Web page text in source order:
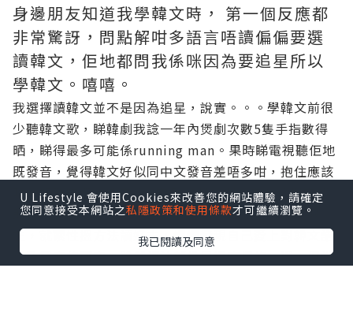
身邊朋友知道我學韓文時， 第一個反應都
非常驚訝，問點解咁多語言唔讀偏偏要選
讀韓文，佢地都問我係咪因為要追星所以
學韓文。嘻嘻。
我選擇讀韓文並不是因為追星，說實。。。學韓文前很
少聽韓文歌，睇韓劇我諗一年內煲劇次數5隻手指數得
晒，睇得最多可能係running man。果時睇電視聽佢地
既發音，覺得韓文好似同中文發音差唔多咁，抱住應該
唔係好難啫既心態去學 (當然浸濕左個頭先會發現當初
既諗法只係啱左三分之一）。但既然個頭唔洗都洗濕
左，就索性搵方法讀好去，慢慢發現自己愛上對韓文語
法及發音的研究，雖然語法部份是很麻煩的一環，但當
U Lifestyle 會使用Cookies來改善您的網站體驗，請確定
您同意接受本網站之私隱政策和使用條款才可繼續瀏覽。
我已閱讀及同意